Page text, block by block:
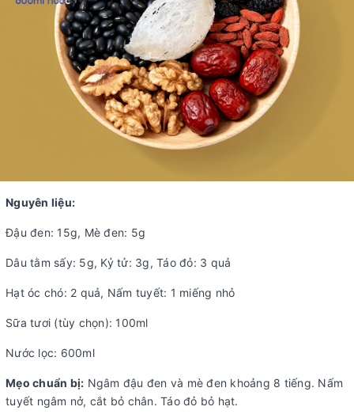
Nguyên liệu:
Đậu đen: 15g, Mè đen: 5g
Dâu tằm sấy: 5g, Kỷ tử: 3g, Táo đỏ: 3 quả
Hạt óc chó: 2 quả, Nấm tuyết: 1 miếng nhỏ
Sữa tươi (tùy chọn): 100ml
Nước lọc: 600ml
Mẹo chuẩn bị: Ngâm đậu đen và mè đen khoảng 8 tiếng. Nấm
tuyết ngâm nở, cắt bỏ chân. Táo đỏ bỏ hạt.